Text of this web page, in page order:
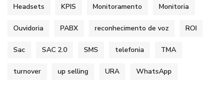
Headsets KPIS Monitoramento Monitoria
Ouvidoria PABX reconhecimento de voz ROI
Sac SAC 2.0 SMS telefonia TMA
turnover up selling URA WhatsApp